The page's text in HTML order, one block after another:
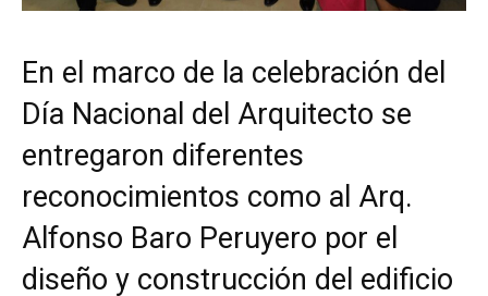
En el marco de la celebración del
Día Nacional del Arquitecto se
entregaron diferentes
reconocimientos como al Arq.
Alfonso Baro Peruyero por el
diseño y construcción del edificio